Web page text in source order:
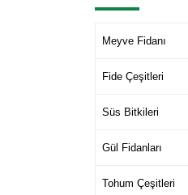
Meyve Fidanı
Fide Çeşitleri
Süs Bitkileri
Gül Fidanları
Tohum Çeşitleri